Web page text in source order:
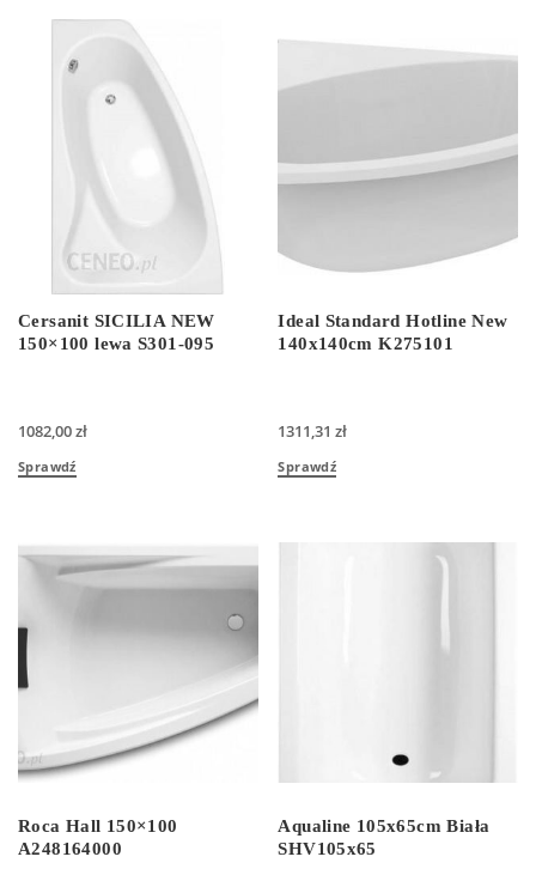
Cersanit SICILIA NEW
150×100 lewa S301-095
1082,00zł
Sprawdź
Ideal Standard Hotline New
140x140cm K275101
1311,31zł
Sprawdź
Roca Hall 150×100
A248164000
Aqualine 105x65cm Biała
SHV105x65